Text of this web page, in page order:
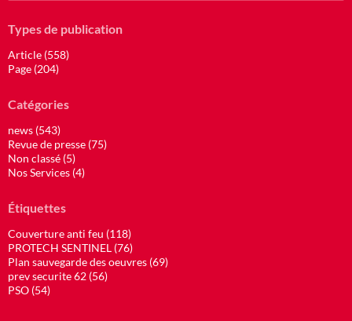
Types de publication
Article (558)
Page (204)
Catégories
news (543)
Revue de presse (75)
Non classé (5)
Nos Services (4)
Étiquettes
Couverture anti feu (118)
PROTECH SENTINEL (76)
Plan sauvegarde des oeuvres (69)
prev securite 62 (56)
PSO (54)